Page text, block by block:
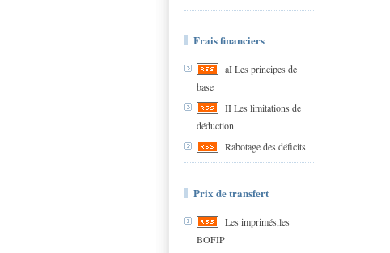
Frais financiers
aI Les principes de
base
II Les limitations de
déduction
Rabotage des déficits
Prix de transfert
Les imprimés,les
BOFIP